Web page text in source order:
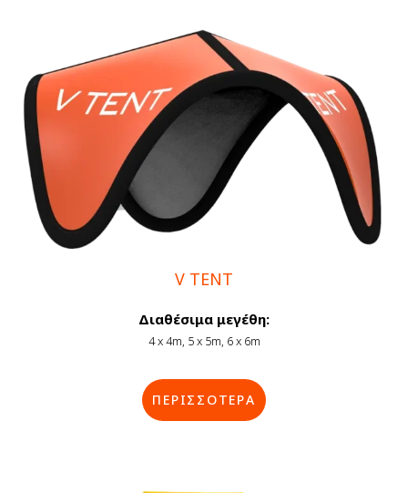
V TENT
Διαθέσιμα μεγέθη:
4 x 4m, 5 x 5m, 6 x 6m
ΠΕΡΙΣΣΟΤΕΡΑ